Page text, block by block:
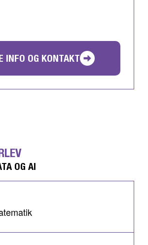
INFO OG KONTAKT
OG AI